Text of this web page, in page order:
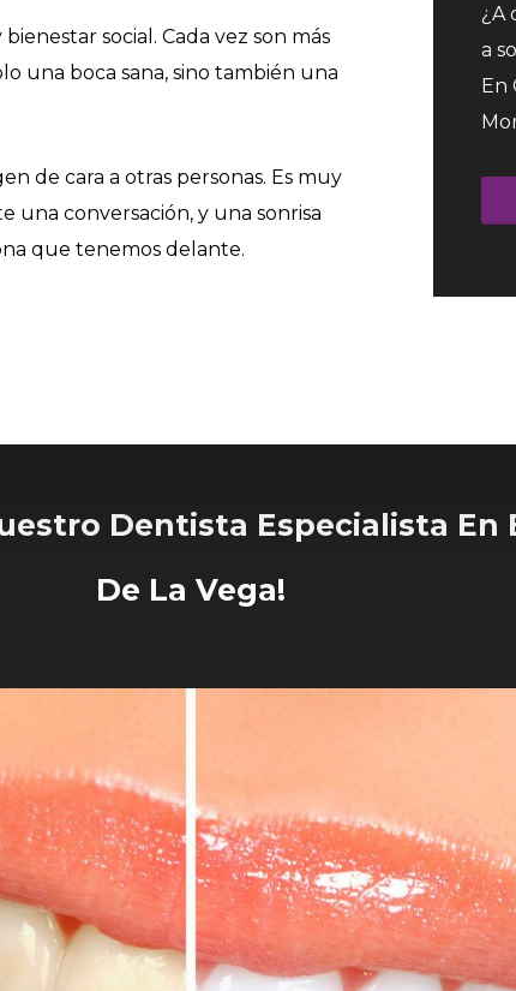
social. Cada vez son más
una boca sana, sino también una
de cara a otras personas. Es muy
una conversación, y una sonrisa
que tenemos delante.
¿A
a
En
Dentista Especialista
De La Vega!